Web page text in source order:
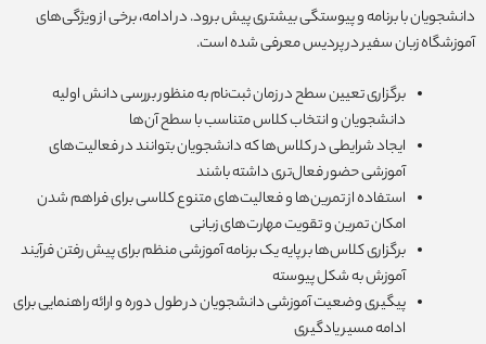
دانشجویان با برنامه و پیوستگی بیشتری پیش برود. در ادامه، برخی از ویژگی‌های
آموزشگاه زبان سفیر در پردیس معرفی شده است.
برگزاری تعیین سطح در زمان ثبت‌نام به منظور بررسی دانش اولیه
دانشجویان و انتخاب کلاس متناسب با سطح آن‌ها
ایجاد شرایطی در کلاس‌ها که دانشجویان بتوانند در فعالیت‌های
آموزشی حضور فعال‌تری داشته باشند
استفاده از تمرین‌ها و فعالیت‌های متنوع کلاسی برای فراهم شدن
امکان تمرین و تقویت مهارت‌های زبانی
برگزاری کلاس‌ها بر پایه یک برنامه آموزشی منظم برای پیش رفتن فرآیند
آموزش به شکل پیوسته
پیگیری وضعیت آموزشی دانشجویان در طول دوره و ارائه راهنمایی برای
ادامه مسیر یادگیری